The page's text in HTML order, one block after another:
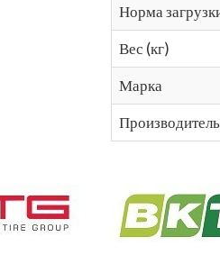
Норма
Вес (кг)
Марка
Производитель